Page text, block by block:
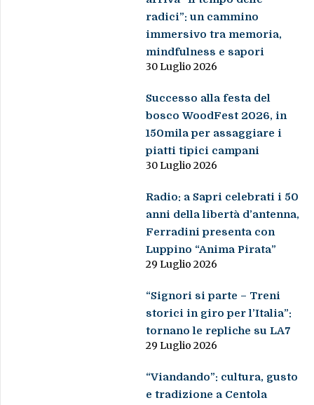
radici”: un cammino
immersivo tra memoria,
mindfulness e sapori
30 Luglio 2026
Successo alla festa del
bosco WoodFest 2026, in
150mila per assaggiare i
piatti tipici campani
30 Luglio 2026
Radio: a Sapri celebrati i 50
anni della libertà d’antenna,
Ferradini presenta con
Luppino “Anima Pirata”
29 Luglio 2026
“Signori si parte – Treni
storici in giro per l’Italia”:
tornano le repliche su LA7
29 Luglio 2026
“Viandando”: cultura, gusto
e tradizione a Centola